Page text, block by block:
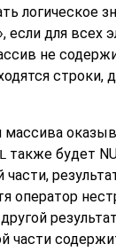
логическое
, если для всех
не
строки,
массива
также будет
части,
оператор
части